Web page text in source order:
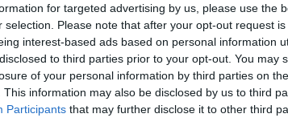
for targeted advertising by us, please use the
selection. Please note that after your opt-out request
interest-based ads based on personal information
to third parties prior to your opt-out. You may
of your personal information by third parties on
This information may also be disclosed by us to third
Participants that may further disclose it to other third